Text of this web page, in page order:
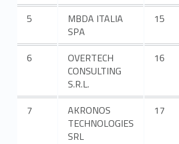
5
MBDA ITALIA
SPA
15
6
OVERTECH
CONSULTING
S.R.L.
16
7
AKRONOS
TECHNOLOGIES
SRL
17